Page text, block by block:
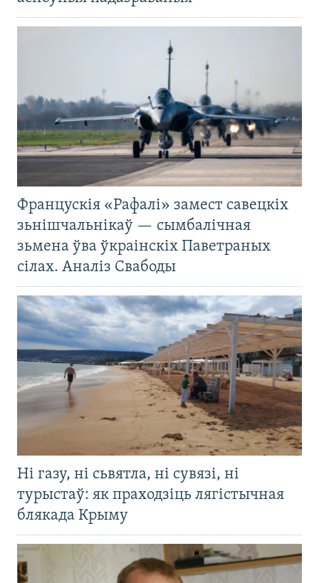
Францускія «Рафалі» замест савецкіх
зьнішчальнікаў — сымбалічная
зьмена ўва ўкраінскіх Паветраных
сілах. Аналіз Свабоды
Ні газу, ні сьвятла, ні сувязі, ні
турыстаў: як праходзіць лягістычная
блякада Крыму